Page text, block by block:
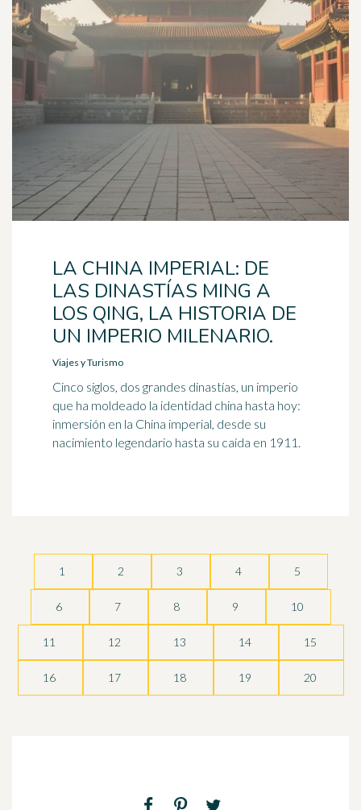
LA CHINA IMPERIAL: DE
LAS DINASTÍAS MING A
LOS QING, LA HISTORIA DE
UN IMPERIO MILENARIO.
Viajes y Turismo
Cinco siglos, dos grandes dinastías, un imperio
que ha moldeado la identidad china hasta hoy:
inmersión en la China imperial, desde su
nacimiento legendario hasta su caída en 1911.
1 2 3 4 5
6 7 8 9 10
11 12 13 14 15
16 17 18 19 20